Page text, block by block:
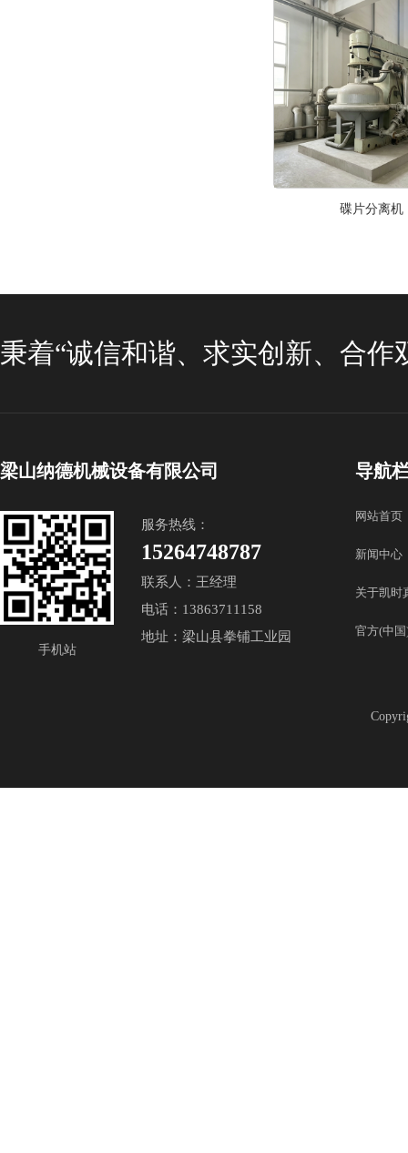
碟片分离机
秉着“诚信和谐、求实创新、合作
梁山纳德机械设备有限公司
手机站
服务热线：
15264748787
联系人：王经理
电话：13863711158
地址：梁山县拳铺工业园
导航
网站首页
新闻中心
关于凯时
官方(中国